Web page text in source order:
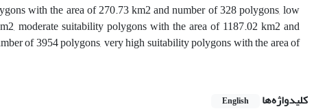
with the area of 270.73 km2 and number of 328 polygons, low
moderate suitability polygons with the area of 1187.02 km2 and
of 3954 polygons, very high suitability polygons with the area of
کلیدواژه‌ها
English